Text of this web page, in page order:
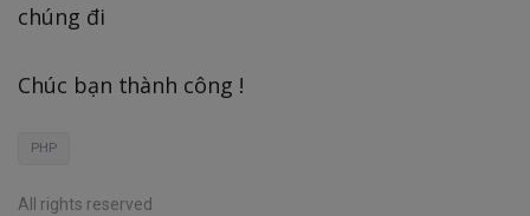
chúng đi
Chúc bạn thành công !
PHP
All rights reserved